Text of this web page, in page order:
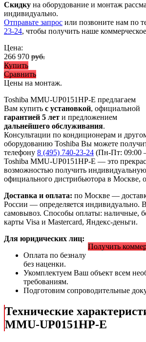
Скидку на оборудование и монтаж
индивидуально.
Отправьте запрос или позвоните нам по
23-24, чтобы получить наше
Цена:
266 970 руб.
Купить
Сравнить
Цены на монтаж.
Toshiba MMU-UP0151HP-E предлагаем
Вам купить с установкой, официальной
гарантией 5 лет и предложением
дальнейшего обслуживания.
Консультации по кондиционерам и
оборудованию Toshiba Вы можете
телефону 8 (495) 740-23-24 (Пн-Пт: 09:00
Toshiba MMU-UP0151HP-E — это
возможностью получить индивидуальную
официального дистрибьютора в Москве,
Доставка и оплата: по Москве —
России — определяется индивидуально.
самовывоз. Способы оплаты: наличные,
карты Visa и Mastercard, Яндекс-деньги.
Получить
Для юридических лиц:
Оплата по безналу
без наценки.
Укомплектуем Ваш объект всем
требованиям.
Подготовим сопроводительные
Технические
MMU-UP0151HP-E